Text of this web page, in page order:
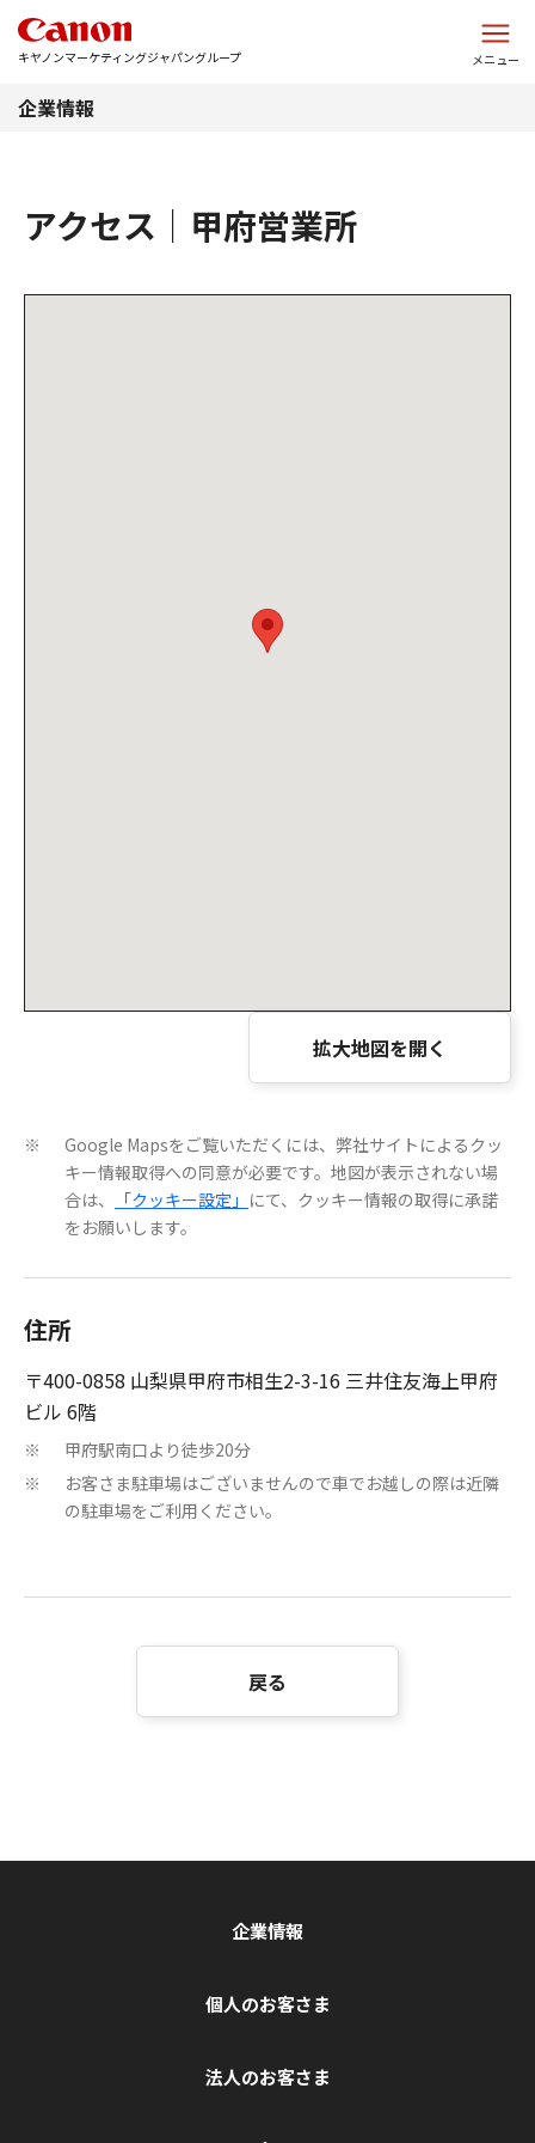
キヤノンマーケティングジャパングループ メニュー
企業情報
アクセス｜甲府営業所
拡大地図を開く
※
Google Mapsをご覧いただくには、弊社サイトによるクッ
キー情報取得への同意が必要です。地図が表示されない場
合は、
「クッキー設定」 にて、クッキー情報の取得に承諾
をお願いします。
住所
〒400-0858 山梨県甲府市相生2-3-16 三井住友海上甲府
ビル 6階
※ 甲府駅南口より徒歩20分
※
お客さま駐車場はございませんので車でお越しの際は近隣
の駐車場をご利用ください。
戻る
企業情報
個人のお客さま
法人のお客さま